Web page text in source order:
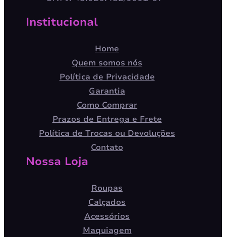
Institucional
Home
Quem somos nós
Política de Privacidade
Garantia
Como Comprar
Prazos de Entrega e Frete
Política de Trocas ou Devoluções
Contato
Nossa Loja
Roupas
Calçados
Acessórios
Maquiagem